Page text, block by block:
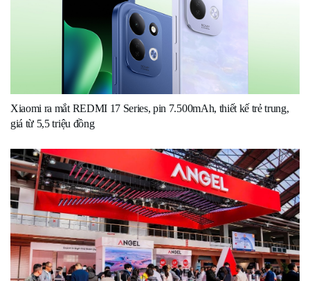
Xiaomi ra mắt REDMI 17 Series, pin 7.500mAh, thiết kế trẻ trung,
giá từ 5,5 triệu đồng